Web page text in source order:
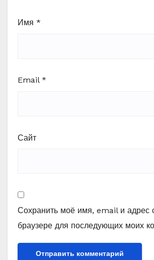
Имя *
Email *
Сайт
Сохранить моё имя, email и адрес
браузере для последующих моих